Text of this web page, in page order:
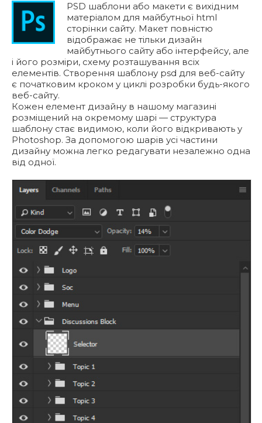
PSD шаблони або макети є вихідним
матеріалом для майбутньої html
сторінки сайту. Макет повністю
відображає не тільки дизайн
майбутнього сайту або інтерфейсу, але
і його розміри, схему розташування всіх
елементів. Створення шаблону psd для веб-сайту
є початковим кроком у циклі розробки будь-якого
веб-сайту.
Кожен елемент дизайну в нашому магазині
розміщений на окремому шарі — структура
шаблону стає видимою, коли його відкривають у
Photoshop. За допомогою шарів усі частини
дизайну можна легко редагувати незалежно одна
від одної.